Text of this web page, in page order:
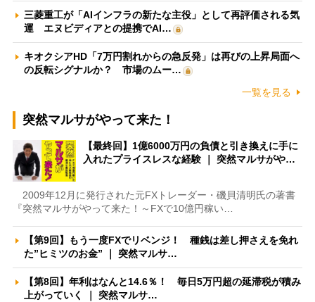
三菱重工が「AIインフラの新たな主役」として再評価される気
運 エヌビディアとの提携でAI…
キオクシアHD「7万円割れからの急反発」は再びの上昇局面へ
の反転シグナルか？ 市場のムー…
一覧を見る
突然マルサがやって来た！
【最終回】1億6000万円の負債と引き換えに手に
入れたプライスレスな経験 ｜ 突然マルサがや…
2009年12月に発行された元FXトレーダー・磯貝清明氏の著書
『突然マルサがやって来た！～FXで10億円稼い…
【第9回】もう一度FXでリベンジ！ 種銭は差し押さえを免れ
た”ヒミツのお金” ｜ 突然マルサ…
【第8回】年利はなんと14.6％！ 毎日5万円超の延滞税が積み
上がっていく ｜ 突然マルサ…